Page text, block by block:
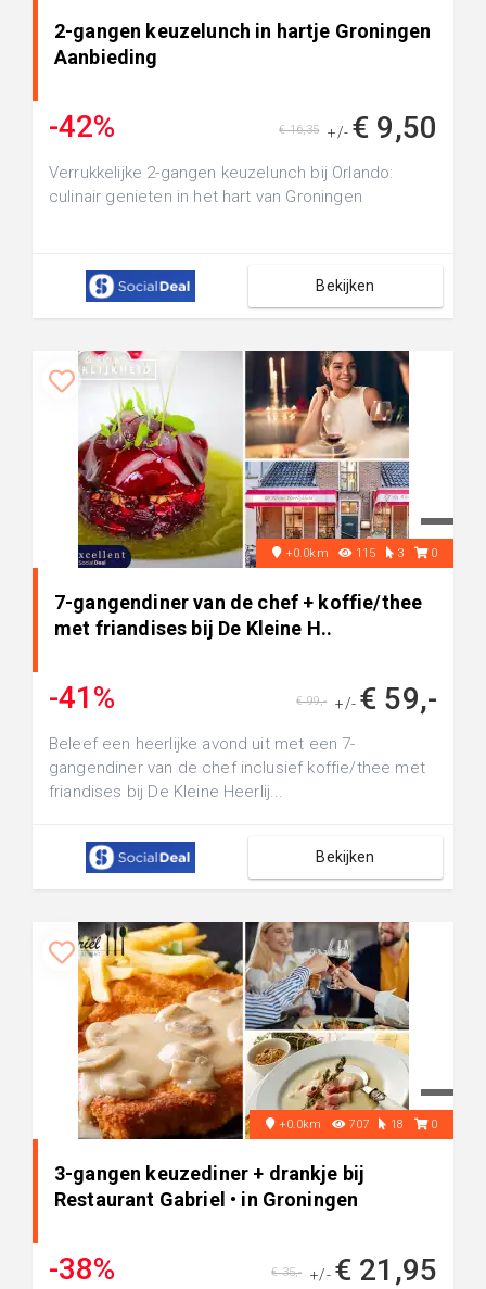
2-gangen keuzelunch in hartje Groningen
Aanbieding
-42% +/- € 9,50
€ 16,35
Verrukkelijke 2-gangen keuzelunch bij Orlando:
culinair genieten in het hart van Groningen
Bekijken
+0.0km 115 3 0
7-gangendiner van de chef + koffie/thee
met friandises bij De Kleine H..
-41% +/- € 59,-
€ 99,-
Beleef een heerlijke avond uit met een 7-
gangendiner van de chef inclusief koffie/thee met
friandises bij De Kleine Heerlij...
Bekijken
+0.0km 707 18 0
3-gangen keuzediner + drankje bij
Restaurant Gabriel • in Groningen
-38% +/- € 21,95
€ 35,-